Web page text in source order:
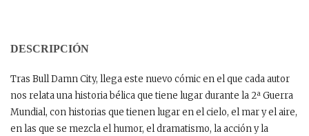
DESCRIPCIÓN
Tras Bull Damn City, llega este nuevo cómic en el que cada autor
nos relata una historia bélica que tiene lugar durante la 2ª Guerra
Mundial, con historias que tienen lugar en el cielo, el mar y el aire,
en las que se mezcla el humor, el dramatismo, la acción y la